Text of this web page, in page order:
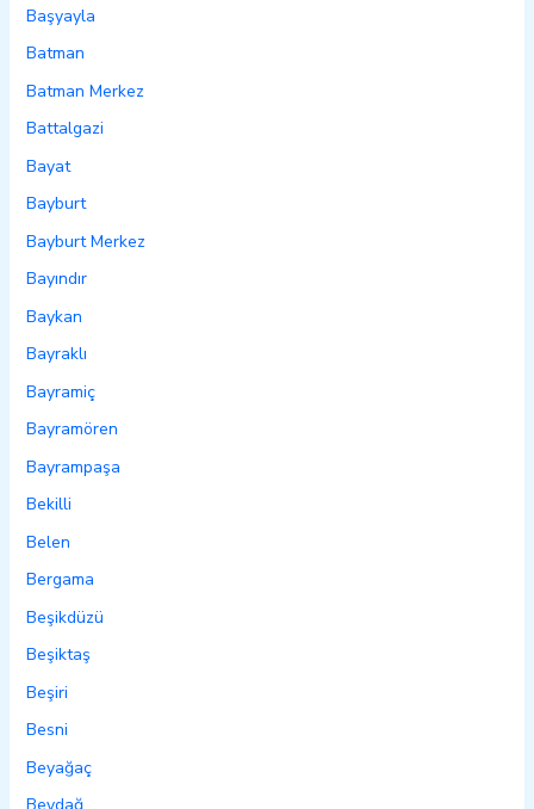
Başyayla
Batman
Batman Merkez
Battalgazi
Bayat
Bayburt
Bayburt Merkez
Bayındır
Baykan
Bayraklı
Bayramiç
Bayramören
Bayrampaşa
Bekilli
Belen
Bergama
Beşikdüzü
Beşiktaş
Beşiri
Besni
Beyağaç